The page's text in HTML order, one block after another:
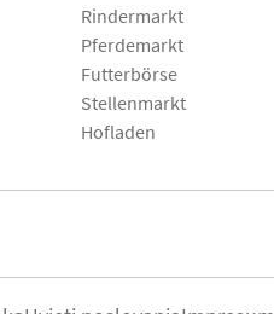
Rindermarkt
Pferdemarkt
Futterbörse
Stellenmarkt
Hofladen